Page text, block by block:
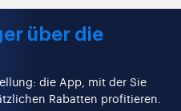
über die
die App, mit der Sie
Rabatten profitieren.